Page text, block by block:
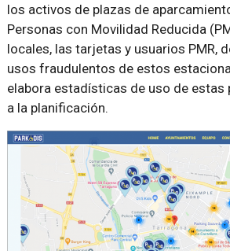
los activos de plazas de
Personas con Movilidad Reducida
locales, las tarjetas y usuarios PMR,
usos fraudulentos de estos
elabora estadísticas de uso de estas
a la planificación.